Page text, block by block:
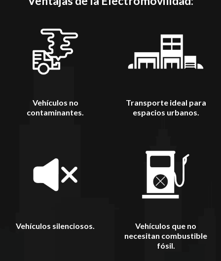
Vehículos no
contaminantes.
Transporte ideal para
espacios urbanos.
Vehículos silenciosos.
Vehículos que no
necesitan combustible
fósil.